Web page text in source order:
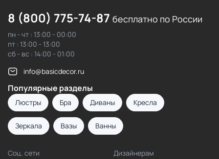
8 (800) 775-74-87 бесплатно по России
пн - чт : 13:00 - 00:00
пт : 13:00 - 13:00
сб - вс : 14:00 - 01:00
info@basicdecor.ru
Популярные разделы
Люстры Бра Диваны Кресла
Зеркала Вазы Ванны
Соц. сети Дизайнерам